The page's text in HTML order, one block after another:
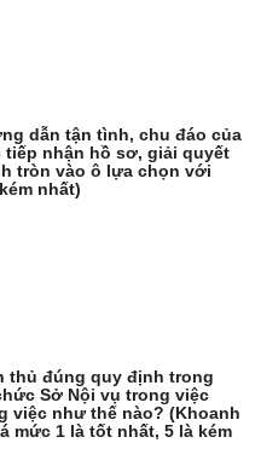
dẫn tận tình, chu đáo của
nhận hồ sơ, giải quyết
tròn vào ô lựa chọn với
nhất)
thủ đúng quy định trong
Sở Nội vụ trong việc
việc như thế nào? (Khoanh
mức 1 là tốt nhất, 5 là kém